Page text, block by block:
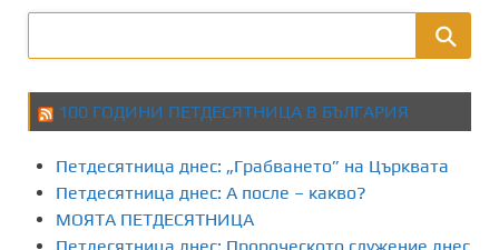
100 ГОДИНИ ПЕТДЕСЯТНИЦА В БЪЛГАРИЯ
Петдесятница днес: „Грабването” на Църквата
Петдесятница днес: А после – какво?
МОЯТА ПЕТДЕСЯТНИЦА